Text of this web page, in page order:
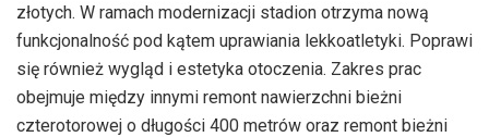
złotych. W ramach modernizacji stadion otrzyma nową
funkcjonalność pod kątem uprawiania lekkoatletyki. Poprawi
się również wygląd i estetyka otoczenia. Zakres prac
obejmuje między innymi remont nawierzchni bieżni
czterotorowej o długości 400 metrów oraz remont bieżni